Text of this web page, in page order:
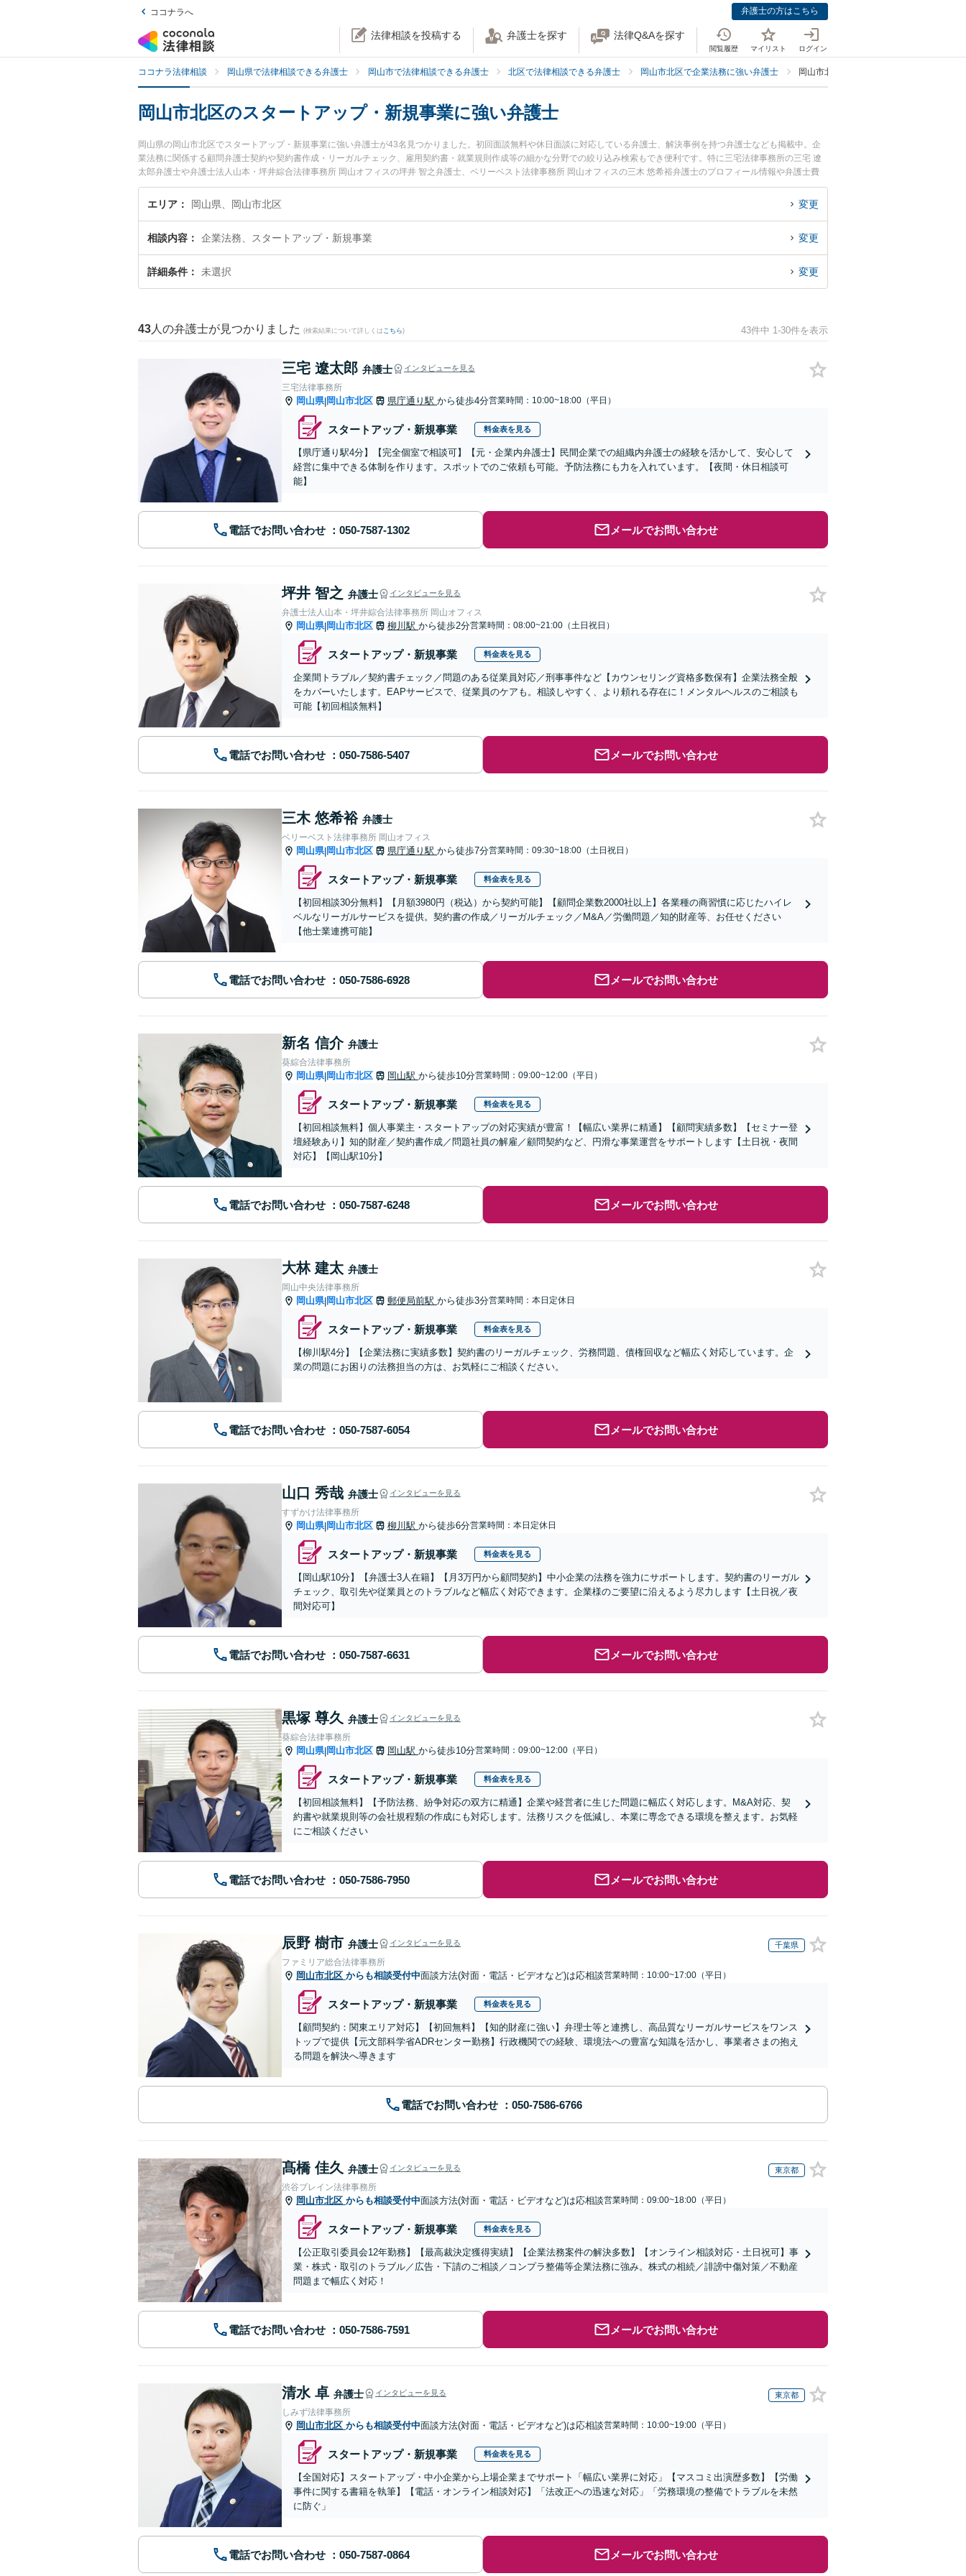
ココナラへ 弁護士の方はこちら
法律相談を投稿する 弁護士を探す 法律Q&Aを探す
閲覧履歴 マイリスト ログイン
ココナラ法律相談 岡山県で法律相談できる弁護士 岡山市で法律相談できる弁護士 北区で法律相談できる弁護士 岡山市北区で企業法務に強い弁護士 岡山市北区でスタートアップ・新規事業に
岡山市北区のスタートアップ・新規事業に強い弁護士
岡山県の岡山市北区でスタートアップ・新規事業に強い弁護士が43名見つかりました。初回面談無料や休日面談に対応している弁護士、解決事例を持つ弁護士なども掲載中。企
業法務に関係する顧問弁護士契約や契約書作成・リーガルチェック、雇用契約書・就業規則作成等の細かな分野での絞り込み検索もでき便利です。特に三宅法律事務所の三宅 遼
太郎弁護士や弁護士法人山本・坪井綜合法律事務所 岡山オフィスの坪井 智之弁護士、ベリーベスト法律事務所 岡山オフィスの三木 悠希裕弁護士のプロフィール情報や弁護士費
用、強みなどが注目されています。『岡山市北区で土日や夜間に発生したスタートアップ・新規事業のトラブルを今すぐに弁護士に相談したい』『スタートアップ・新規事業のト
ラブル解決の実績豊富な近くの弁護士を検索したい』『初回相談無料でスタートアップ・新規事業を法律相談できる岡山市北区内の弁護士に相談予約したい』などでお困りの相談
エリア 岡山県、岡山市北区 変更
相談内容 企業法務、スタートアップ・新規事業 変更
詳細条件 未選択 変更
43 人の弁護士が見つかりました (検索結果について詳しくは こちら) 43件中 1-30件を表示
三宅 遼太郎 弁護士 インタビューを見る
三宅法律事務所
岡山県|岡山市北区 県庁通り駅 から徒歩4分営業時間：10:00~18:00（平日）
スタートアップ・新規事業 料金表を見る
【県庁通り駅4分】【完全個室で相談可】【元・企業内弁護士】民間企業での組織内弁護士の経験を活かして、安心して
経営に集中できる体制を作ります。スポットでのご依頼も可能。予防法務にも力を入れています。【夜間・休日相談可
能】
電話でお問い合わせ メールでお問い合わせ
坪井 智之 弁護士 インタビューを見る
弁護士法人山本・坪井綜合法律事務所 岡山オフィス
岡山県|岡山市北区 柳川駅 から徒歩2分営業時間：08:00~21:00（土日祝日）
スタートアップ・新規事業 料金表を見る
企業間トラブル／契約書チェック／問題のある従業員対応／刑事事件など【カウンセリング資格多数保有】企業法務全般
をカバーいたします。EAPサービスで、従業員のケアも。相談しやすく、より頼れる存在に！メンタルヘルスのご相談も
可能【初回相談無料】
電話でお問い合わせ メールでお問い合わせ
三木 悠希裕 弁護士
ベリーベスト法律事務所 岡山オフィス
岡山県|岡山市北区 県庁通り駅 から徒歩7分営業時間：09:30~18:00（土日祝日）
スタートアップ・新規事業 料金表を見る
【初回相談30分無料】【月額3980円（税込）から契約可能】【顧問企業数2000社以上】各業種の商習慣に応じたハイレ
ベルなリーガルサービスを提供。契約書の作成／リーガルチェック／M&A／労働問題／知的財産等、お任せください
【他士業連携可能】
電話でお問い合わせ メールでお問い合わせ
新名 信介 弁護士
葵綜合法律事務所
岡山県|岡山市北区 岡山駅 から徒歩10分営業時間：09:00~12:00（平日）
スタートアップ・新規事業 料金表を見る
【初回相談無料】個人事業主・スタートアップの対応実績が豊富！【幅広い業界に精通】【顧問実績多数】【セミナー登
壇経験あり】知的財産／契約書作成／問題社員の解雇／顧問契約など、円滑な事業運営をサポートします【土日祝・夜間
対応】【岡山駅10分】
電話でお問い合わせ メールでお問い合わせ
大林 建太 弁護士
岡山中央法律事務所
岡山県|岡山市北区 郵便局前駅 から徒歩3分営業時間：本日定休日
スタートアップ・新規事業 料金表を見る
【柳川駅4分】【企業法務に実績多数】契約書のリーガルチェック、労務問題、債権回収など幅広く対応しています。企
業の問題にお困りの法務担当の方は、お気軽にご相談ください。
電話でお問い合わせ メールでお問い合わせ
山口 秀哉 弁護士 インタビューを見る
すずかけ法律事務所
岡山県|岡山市北区 柳川駅 から徒歩6分営業時間：本日定休日
スタートアップ・新規事業 料金表を見る
【岡山駅10分】【弁護士3人在籍】【月3万円から顧問契約】中小企業の法務を強力にサポートします。契約書のリーガル
チェック、取引先や従業員とのトラブルなど幅広く対応できます。企業様のご要望に沿えるよう尽力します【土日祝／夜
間対応可】
電話でお問い合わせ メールでお問い合わせ
黒塚 尊久 弁護士 インタビューを見る
葵綜合法律事務所
岡山県|岡山市北区 岡山駅 から徒歩10分営業時間：09:00~12:00（平日）
スタートアップ・新規事業 料金表を見る
【初回相談無料】【予防法務、紛争対応の双方に精通】企業や経営者に生じた問題に幅広く対応します。M&A対応、契
約書や就業規則等の会社規程類の作成にも対応します。法務リスクを低減し、本業に専念できる環境を整えます。お気軽
にご相談ください
電話でお問い合わせ メールでお問い合わせ
辰野 樹市 弁護士 インタビューを見る 千葉県
ファミリア総合法律事務所
岡山市北区 からも相談受付中面談方法(対面・電話・ビデオなど)は応相談営業時間：10:00~17:00（平日）
スタートアップ・新規事業 料金表を見る
【顧問契約：関東エリア対応】【初回無料】【知的財産に強い】弁理士等と連携し、高品質なリーガルサービスをワンス
トップで提供【元文部科学省ADRセンター勤務】行政機関での経験、環境法への豊富な知識を活かし、事業者さまの抱え
る問題を解決へ導きます
電話でお問い合わせ
髙橋 佳久 弁護士 インタビューを見る 東京都
渋谷ブレイン法律事務所
岡山市北区 からも相談受付中面談方法(対面・電話・ビデオなど)は応相談営業時間：09:00~18:00（平日）
スタートアップ・新規事業 料金表を見る
【公正取引委員会12年勤務】【最高裁決定獲得実績】【企業法務案件の解決多数】【オンライン相談対応・土日祝可】事
業・株式・取引のトラブル／広告・下請のご相談／コンプラ整備等企業法務に強み。株式の相続／誹謗中傷対策／不動産
問題まで幅広く対応！
電話でお問い合わせ メールでお問い合わせ
清水 卓 弁護士 インタビューを見る 東京都
しみず法律事務所
岡山市北区 からも相談受付中面談方法(対面・電話・ビデオなど)は応相談営業時間：10:00~19:00（平日）
スタートアップ・新規事業 料金表を見る
【全国対応】スタートアップ・中小企業から上場企業までサポート「幅広い業界に対応」【マスコミ出演歴多数】【労働
事件に関する書籍を執筆】【電話・オンライン相談対応】「法改正への迅速な対応」「労務環境の整備でトラブルを未然
に防ぐ」
電話でお問い合わせ メールでお問い合わせ